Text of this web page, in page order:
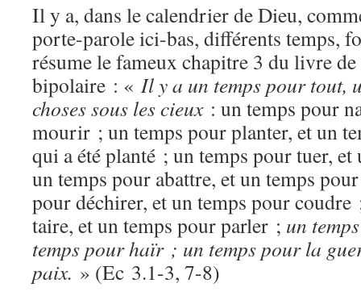
Il y a, dans le calendrier de Dieu,
porte-parole ici-bas, différents temps,
résume le fameux chapitre 3 du livre
bipolaire : « Il y a un temps pour tout,
choses sous les cieux : un temps pour
mourir ; un temps pour planter, et un
qui a été planté ; un temps pour tuer,
un temps pour abattre, et un temps
pour déchirer, et un temps pour coudre
taire, et un temps pour parler ; un
temps pour haïr ; un temps pour la
paix. » (Ec 3.1-3, 7-8)